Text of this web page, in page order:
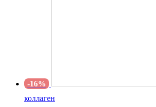
-16%
коллаген